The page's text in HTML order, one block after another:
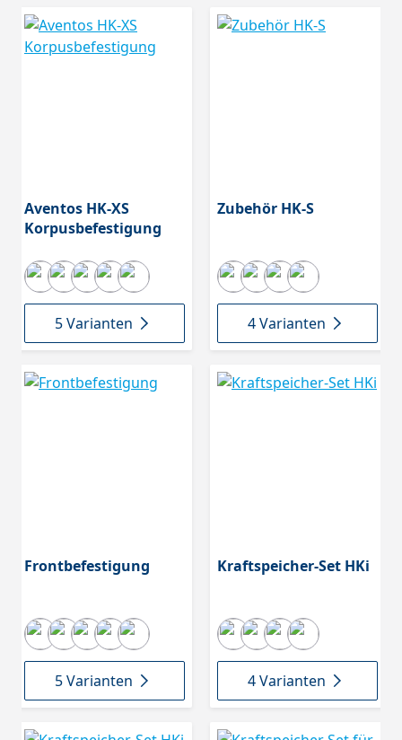
Aventos HK-XS
Korpusbefestigung
5 Varianten
Zubehör HK-S
4 Varianten
Frontbefestigung
5 Varianten
Kraftspeicher-Set HKi
4 Varianten